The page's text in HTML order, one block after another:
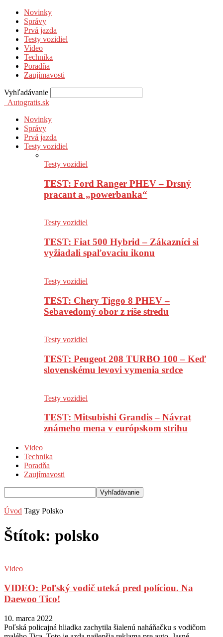
Novinky
Správy
Prvá jazda
Testy vozidiel
Video
Technika
Poradňa
Zaujímavosti
Vyhľadávanie
Autogratis.sk
Novinky
Správy
Prvá jazda
Testy vozidiel
Testy vozidiel
TEST: Ford Ranger PHEV – Drsný
pracant a „powerbanka“
Testy vozidiel
TEST: Fiat 500 Hybrid – Zákazníci si
vyžiadali spaľovaciu ikonu
Testy vozidiel
TEST: Chery Tiggo 8 PHEV –
Sebavedomý obor z ríše stredu
Testy vozidiel
TEST: Peugeot 208 TURBO 100 – Keď
slovenskému levovi vymenia srdce
Testy vozidiel
TEST: Mitsubishi Grandis – Návrat
známeho mena v európskom strihu
Video
Technika
Poradňa
Zaujímavosti
Úvod Tagy Polsko
Štítok: polsko
Video
VIDEO: Poľský vodič uteká pred políciou. Na
Daewoo Tico!
10. marca 2022
Poľská policajná hliadka zachytila šialenú naháňačku s vodičom